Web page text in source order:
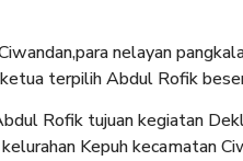
nelayan
terpilih Abdul Rofik
Rofik tujuan kegiatan
Kepuh kecamatan